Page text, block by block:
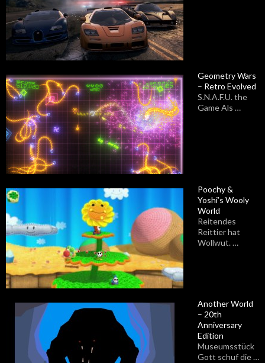
Geometry Wars
– Retro Evolved
S.N.A.F.U. the
Game Als …
Poochy &
Yoshi’s Wooly
World
Reitendes
Reittier hat
Wollwut. …
Another World
– 20th
Anniversary
Edition
Museumsstück
Gott schuf die …